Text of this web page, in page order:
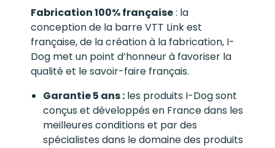
Fabrication 100% française: la
conception de la barre VTT Link est
française, de la création à la fabrication, I-
Dog met un point d’honneur à favoriser la
qualité et le savoir-faire français.
Garantie 5 ans : les produits I-Dog sont
conçus et développés en France dans les
meilleures conditions et par des
spécialistes dans le domaine des produits